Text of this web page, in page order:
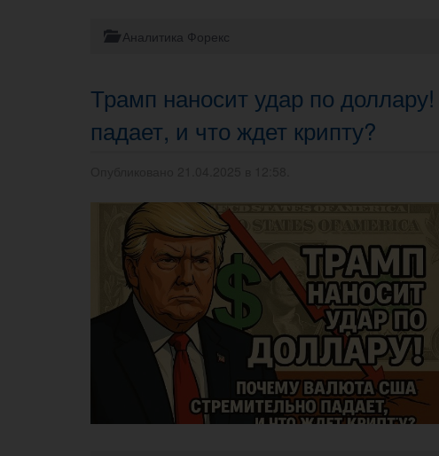
Аналитика Форекс
Трамп наносит удар по
падает, и что ждет крипту?